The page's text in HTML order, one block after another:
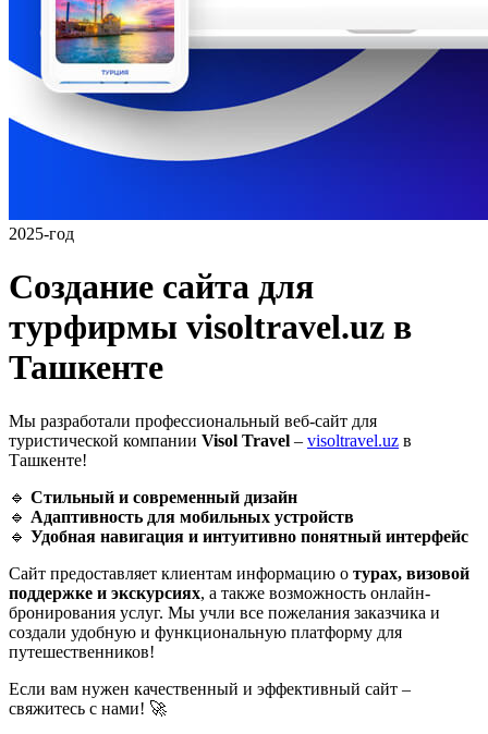
2025-год
Создание сайта для
турфирмы visoltravel.uz в
Ташкенте
Мы разработали профессиональный веб-сайт для
туристической компании Visol Travel – visoltravel.uz в
Ташкенте!
🔹 Стильный и современный дизайн
🔹 Адаптивность для мобильных устройств
🔹 Удобная навигация и интуитивно понятный интерфейс
Сайт предоставляет клиентам информацию о турах, визовой
поддержке и экскурсиях, а также возможность онлайн-
бронирования услуг. Мы учли все пожелания заказчика и
создали удобную и функциональную платформу для
путешественников!
Если вам нужен качественный и эффективный сайт –
свяжитесь с нами! 🚀